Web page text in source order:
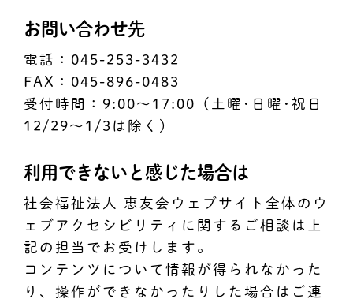
お問い合わせ先
電話：045-253-3432
FAX：045-896-0483
受付時間：9:00～17:00（土曜･日曜･祝日
12/29～1/3は除く）
利用できないと感じた場合は
社会福祉法人 恵友会ウェブサイト全体のウ
ェブアクセシビリティに関するご相談は上
記の担当でお受けします。
コンテンツについて情報が得られなかった
り、操作ができなかったりした場合はご連